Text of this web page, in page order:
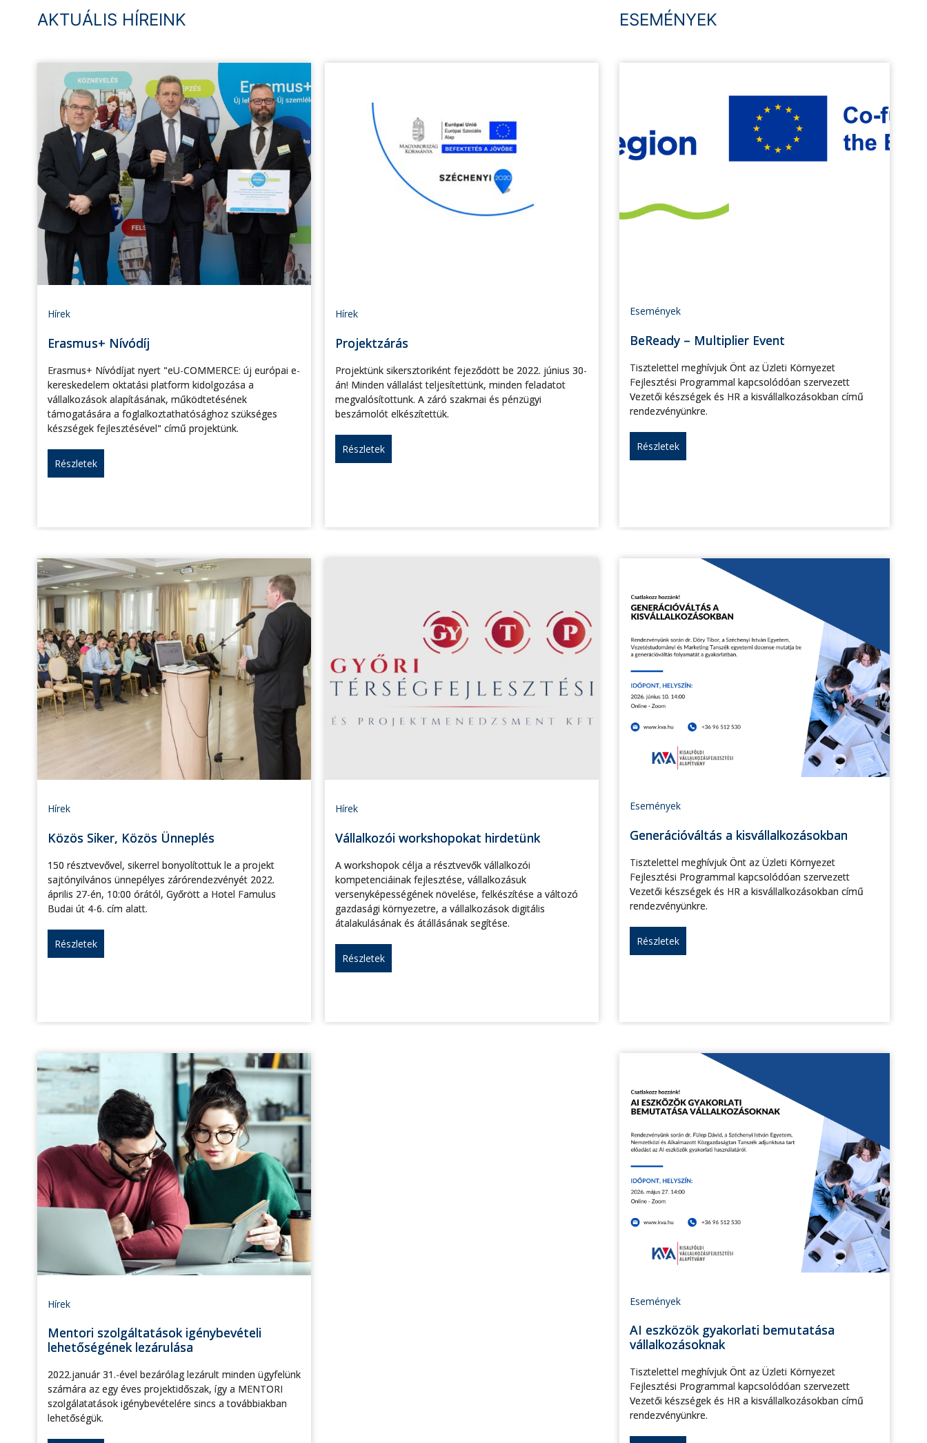
AKTUÁLIS HÍREINK
Hírek
Erasmus+ Nívódíj
Erasmus+ Nívódíjat nyert "eU-COMMERCE: új európai e-
kereskedelem oktatási platform kidolgozása a
vállalkozások alapításának, működtetésének
támogatására a foglalkoztathatósághoz szükséges
készségek fejlesztésével" című projektünk.
Részletek
Hírek
Projektzárás
Projektünk sikersztoriként fejeződött be 2022. június 30-
án! Minden vállalást teljesítettünk, minden feladatot
megvalósítottunk. A záró szakmai és pénzügyi
beszámolót elkészítettük.
Részletek
Hírek
Közös Siker, Közös Ünneplés
150 résztvevővel, sikerrel bonyolítottuk le a projekt
sajtónyilvános ünnepélyes zárórendezvényét 2022.
április 27-én, 10:00 órától, Győrött a Hotel Famulus
Budai út 4-6. cím alatt.
Részletek
Hírek
Vállalkozói workshopokat hirdetünk
A workshopok célja a résztvevők vállalkozói
kompetenciáinak fejlesztése, vállalkozásuk
versenyképességének növelése, felkészítése a változó
gazdasági környezetre, a vállalkozások digitális
átalakulásának és átállásának segítése.
Részletek
Hírek
Mentori szolgáltatások igénybevételi
lehetőségének lezárulása
2022.január 31.-ével bezárólag lezárult minden ügyfelünk
számára az egy éves projektidőszak, így a MENTORI
szolgálatatások igénybevételére sincs a továbbiakban
lehetőségük.
ESEMÉNYEK
Események
BeReady – Multiplier Event
Tisztelettel meghívjuk Önt az Üzleti Környezet
Fejlesztési Programmal kapcsolódóan szervezett
Vezetői készségek és HR a kisvállalkozásokban című
rendezvényünkre.
Részletek
Események
Generációváltás a kisvállalkozásokban
Tisztelettel meghívjuk Önt az Üzleti Környezet
Fejlesztési Programmal kapcsolódóan szervezett
Vezetői készségek és HR a kisvállalkozásokban című
rendezvényünkre.
Részletek
Események
AI eszközök gyakorlati bemutatása
vállalkozásoknak
Tisztelettel meghívjuk Önt az Üzleti Környezet
Fejlesztési Programmal kapcsolódóan szervezett
Vezetői készségek és HR a kisvállalkozásokban című
rendezvényünkre.